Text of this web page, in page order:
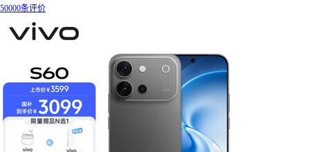
50000条评价